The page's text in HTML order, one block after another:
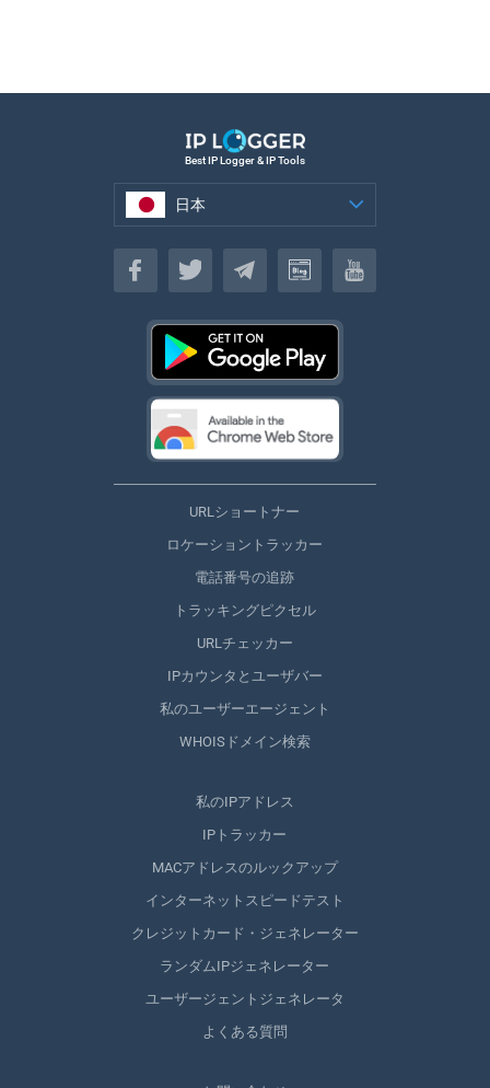
Best IP Logger & IP Tools
日本
日本
URLショートナー
ロケーショントラッカー
電話番号の追跡
トラッキングピクセル
URLチェッカー
IPカウンタとユーザバー
私のユーザーエージェント
WHOISドメイン検索
私のIPアドレス
IPトラッカー
MACアドレスのルックアップ
インターネットスピードテスト
クレジットカード・ジェネレーター
ランダムIPジェネレーター
ユーザージェントジェネレータ
よくある質問